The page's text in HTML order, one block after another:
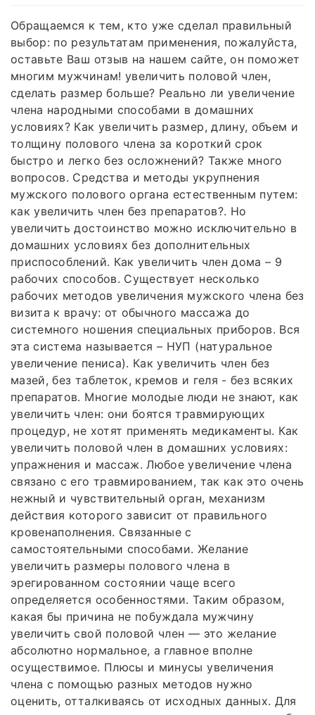
Обращаемся к тем, кто уже сделал правильный
выбор: по результатам применения, пожалуйста,
оставьте Ваш отзыв на нашем сайте, он поможет
многим мужчинам! увеличить половой член,
сделать размер больше? Реально ли увеличение
члена народными способами в домашних
условиях? Как увеличить размер, длину, объем и
толщину полового члена за короткий срок
быстро и легко без осложнений? Также много
вопросов. Средства и методы укрупнения
мужского полового органа естественным путем:
как увеличить член без препаратов?. Но
увеличить достоинство можно исключительно в
домашних условиях без дополнительных
приспособлений. Как увеличить член дома – 9
рабочих способов. Существует несколько
рабочих методов увеличения мужского члена без
визита к врачу: от обычного массажа до
системного ношения специальных приборов. Вся
эта система называется – НУП (натуральное
увеличение пениса). Как увеличить член без
мазей, без таблеток, кремов и геля - без всяких
препаратов. Многие молодые люди не знают, как
увеличить член: они боятся травмирующих
процедур, не хотят применять медикаменты. Как
увеличить половой член в домашних условиях:
упражнения и массаж. Любое увеличение члена
связано с его травмированием, так как это очень
нежный и чувствительный орган, механизм
действия которого зависит от правильного
кровенаполнения. Связанные с
самостоятельными способами. Желание
увеличить размеры полового члена в
эрегированном состоянии чаще всего
определяется особенностями. Таким образом,
какая бы причина не побуждала мужчину
увеличить свой половой член — это желание
абсолютно нормальное, а главное вполне
осуществимое. Плюсы и минусы увеличения
члена с помощью разных методов нужно
оценить, отталкиваясь от исходных данных. Для